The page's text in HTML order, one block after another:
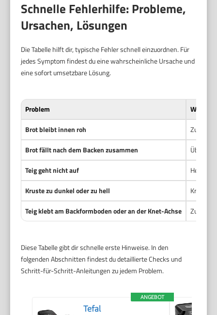
Schnelle Fehlerhilfe: Probleme,
Ursachen, Lösungen
Die Tabelle hilft dir, typische Fehler schnell einzuordnen. Für
jedes Symptom findest du eine wahrscheinliche Ursache und
eine sofort umsetzbare Lösung.
Problem
Brot bleibt innen roh
Zu viel
Brot fällt nach dem Backen zusammen
Teig geht nicht auf
Hefe ist
Kruste zu dunkel oder zu hell
Teig klebt am Backformboden oder an der Knet-Achse
Zu hohe
Diese Tabelle gibt dir schnelle erste Hinweise. In den
folgenden Abschnitten findest du detaillierte Checks und
Schritt-für-Schritt-Anleitungen zu jedem Problem.
ANGEBOT
Tefal